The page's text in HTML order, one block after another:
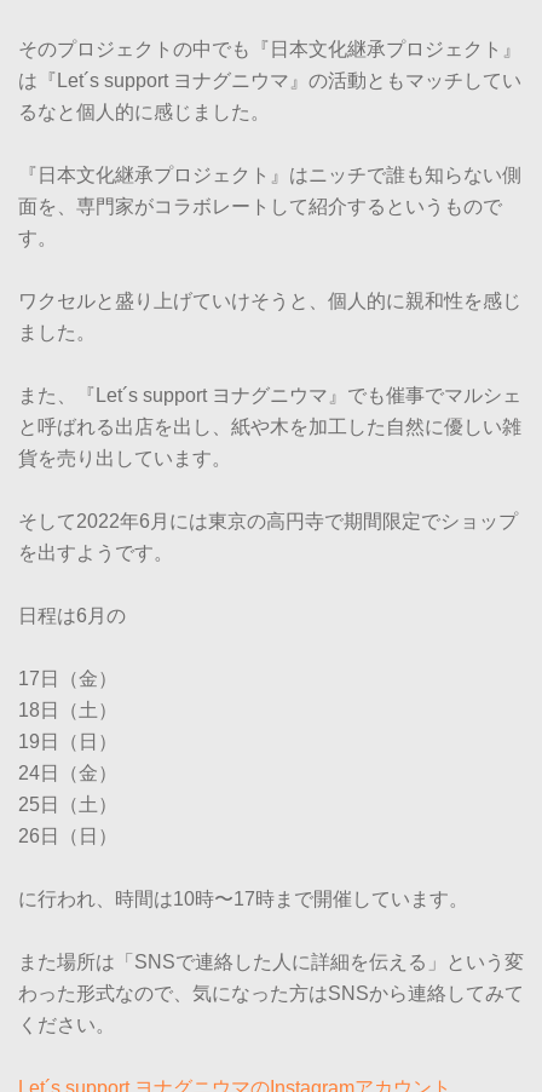
そのプロジェクトの中でも『日本文化継承プロジェクト』
は『Let´s support ヨナグニウマ』の活動ともマッチしてい
るなと個人的に感じました。
『日本文化継承プロジェクト』はニッチで誰も知らない側
面を、専門家がコラボレートして紹介するというもので
す。
ワクセルと盛り上げていけそうと、個人的に親和性を感じ
ました。
また、『Let´s support ヨナグニウマ』でも催事でマルシェ
と呼ばれる出店を出し、紙や木を加工した自然に優しい雑
貨を売り出しています。
そして2022年6月には東京の高円寺で期間限定でショップ
を出すようです。
日程は6月の
17日（金）
18日（土）
19日（日）
24日（金）
25日（土）
26日（日）
に行われ、時間は10時〜17時まで開催しています。
また場所は「SNSで連絡した人に詳細を伝える」という変
わった形式なので、気になった方はSNSから連絡してみて
ください。
Let´s support ヨナグニウマのInstagramアカウント